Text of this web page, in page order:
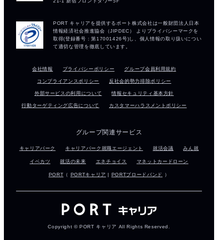
会社情報 プライバシーポリシー グループ会員利用規約
コンプライアンスポリシー 反社会的勢力排除ポリシー
外部サービスの利用について 情報セキュリティ基本方針
行動ターゲティング広告について カスタマーハラスメントポリシー